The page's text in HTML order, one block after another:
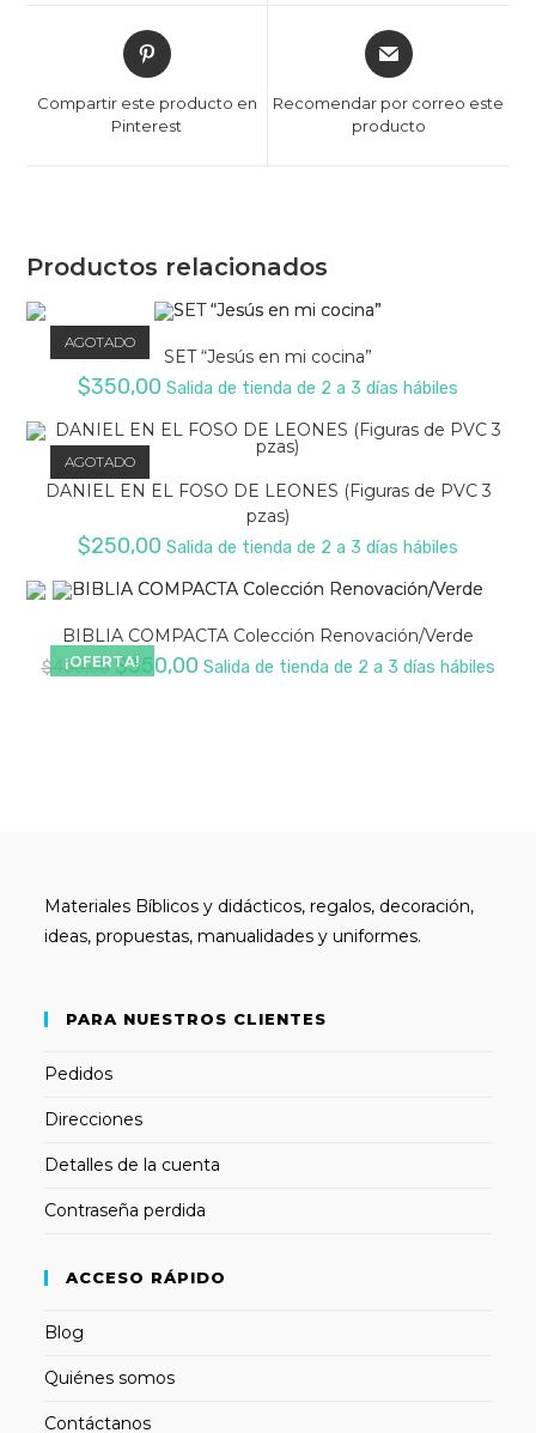
Opens
in
new
window
Compartir este producto en
Pinterest
Opens
in
new
window
Recomendar por correo este
producto
Productos relacionados
AGOTADO
SET “Jesús en mi cocina”
$350,00 Salida de tienda de 2 a 3 días hábiles
AGOTADO
DANIEL EN EL FOSO DE LEONES (Figuras de PVC 3
pzas)
$250,00 Salida de tienda de 2 a 3 días hábiles
¡OFERTA!
BIBLIA COMPACTA Colección Renovación/Verde
$ 450,00 El
$350,00ElSalida de tienda de 2 a 3 días hábiles
Materiales Bíblicos y didácticos, regalos, decoración,
ideas, propuestas, manualidades y uniformes.
PARA NUESTROS CLIENTES
Pedidos
Direcciones
Detalles de la cuenta
Contraseña perdida
ACCESO RÁPIDO
Blog
Quiénes somos
Contáctanos